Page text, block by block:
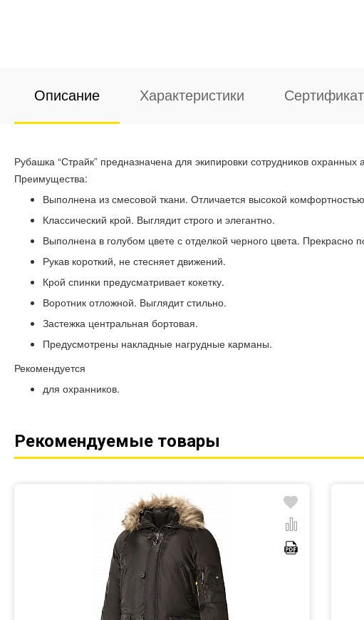
Описание Характеристики
Рубашка “Страйк” предназначена для экипировки сотрудников охранных
Преимущества:
Выполнена из смесовой ткани. Отличается высокой
Классический крой. Выглядит строго и элегантно.
Выполнена в голубом цвете с отделкой черного цвета. Прекрасно
Рукав короткий, не стесняет движений.
Крой спинки предусматривает кокетку.
Воротник отложной. Выглядит стильно.
Застежка центральная бортовая.
Предусмотрены накладные нагрудные карманы.
Рекомендуется
для охранников.
Рекомендуемые товары